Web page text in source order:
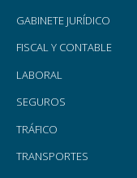
GABINETE JURÍDICO
FISCAL Y CONTABLE
LABORAL
SEGUROS
TRÁFICO
TRANSPORTES